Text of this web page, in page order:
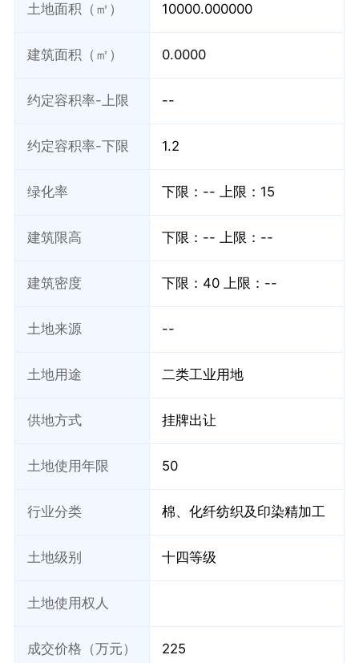
土地面积（㎡） 10000.000000
建筑面积（㎡） 0.0000
约定容积率-上限 --
约定容积率-下限 1.2
绿化率 下限：-- 上限：15
建筑限高 下限：-- 上限：--
建筑密度 下限：40上限：--
土地来源 --
土地用途 二类工业用地
供地方式 挂牌出让
土地使用年限 50
行业分类 棉、化纤纺织及印染精加工
土地级别 十四等级
土地使用权人
成交价格（万元） 225